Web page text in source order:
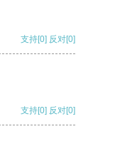
支持[0] 反对[0]
支持[0] 反对[0]